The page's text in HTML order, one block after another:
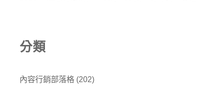
分類
內容行銷部落格 (202)